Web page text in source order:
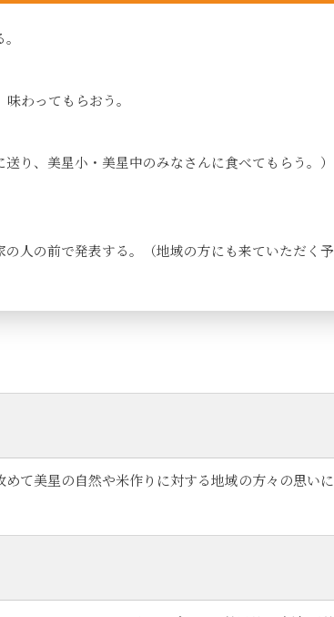
わってもらおう。
り、美星小・美星中のみなさんに食べてもらう。）
人の前で発表する。（地域の方にも来ていただく予
て美星の自然や米作りに対する地域の方々の思い